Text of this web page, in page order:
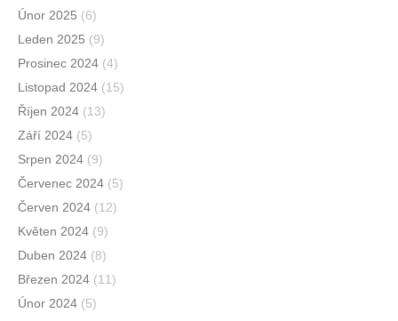
Únor 2025 (6)
Leden 2025 (9)
Prosinec 2024 (4)
Listopad 2024 (15)
Říjen 2024 (13)
Září 2024 (5)
Srpen 2024 (9)
Červenec 2024 (5)
Červen 2024 (12)
Květen 2024 (9)
Duben 2024 (8)
Březen 2024 (11)
Únor 2024 (5)